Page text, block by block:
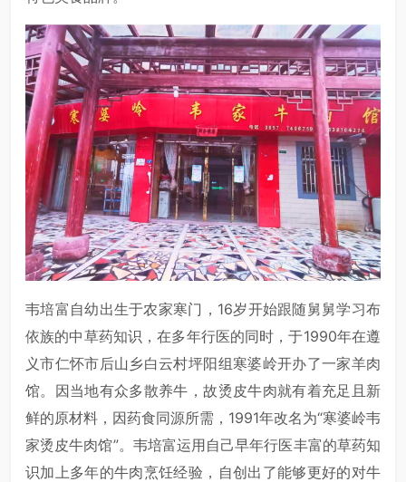
韦培富自幼出生于农家寒门，16岁开始跟随舅舅学习布
依族的中草药知识，在多年行医的同时，于1990年在遵
义市仁怀市后山乡白云村坪阳组寒婆岭开办了一家羊肉
馆。因当地有众多散养牛，故烫皮牛肉就有着充足且新
鲜的原材料，因药食同源所需，1991年改名为“寒婆岭韦
家烫皮牛肉馆”。韦培富运用自己早年行医丰富的草药知
识加上多年的牛肉烹饪经验，自创出了能够更好的对牛